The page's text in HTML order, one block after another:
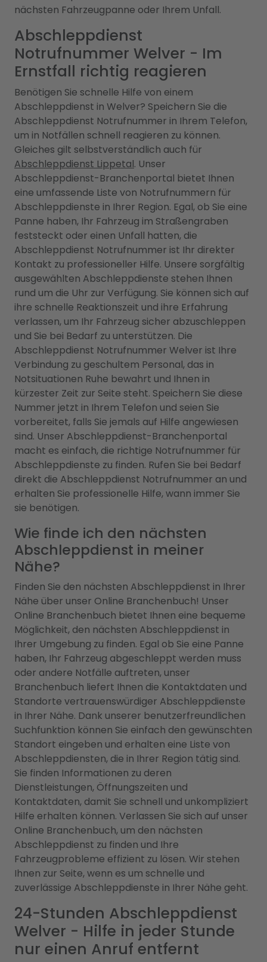
nächsten Fahrzeugpanne oder Ihrem Unfall.
Abschleppdienst
Notrufnummer Welver - Im
Ernstfall richtig reagieren
Benötigen Sie schnelle Hilfe von einem
Abschleppdienst in Welver? Speichern Sie die
Abschleppdienst Notrufnummer in Ihrem Telefon,
um in Notfällen schnell reagieren zu können.
Gleiches gilt selbstverständlich auch für
Abschleppdienst Lippetal. Unser
Abschleppdienst-Branchenportal bietet Ihnen
eine umfassende Liste von Notrufnummern für
Abschleppdienste in Ihrer Region. Egal, ob Sie eine
Panne haben, Ihr Fahrzeug im Straßengraben
feststeckt oder einen Unfall hatten, die
Abschleppdienst Notrufnummer ist Ihr direkter
Kontakt zu professioneller Hilfe. Unsere sorgfältig
ausgewählten Abschleppdienste stehen Ihnen
rund um die Uhr zur Verfügung. Sie können sich auf
ihre schnelle Reaktionszeit und ihre Erfahrung
verlassen, um Ihr Fahrzeug sicher abzuschleppen
und Sie bei Bedarf zu unterstützen. Die
Abschleppdienst Notrufnummer Welver ist Ihre
Verbindung zu geschultem Personal, das in
Notsituationen Ruhe bewahrt und Ihnen in
kürzester Zeit zur Seite steht. Speichern Sie diese
Nummer jetzt in Ihrem Telefon und seien Sie
vorbereitet, falls Sie jemals auf Hilfe angewiesen
sind. Unser Abschleppdienst-Branchenportal
macht es einfach, die richtige Notrufnummer für
Abschleppdienste zu finden. Rufen Sie bei Bedarf
direkt die Abschleppdienst Notrufnummer an und
erhalten Sie professionelle Hilfe, wann immer Sie
sie benötigen.
Wie finde ich den nächsten
Abschleppdienst in meiner
Nähe?
Finden Sie den nächsten Abschleppdienst in Ihrer
Nähe über unser Online Branchenbuch! Unser
Online Branchenbuch bietet Ihnen eine bequeme
Möglichkeit, den nächsten Abschleppdienst in
Ihrer Umgebung zu finden. Egal ob Sie eine Panne
haben, Ihr Fahrzeug abgeschleppt werden muss
oder andere Notfälle auftreten, unser
Branchenbuch liefert Ihnen die Kontaktdaten und
Standorte vertrauenswürdiger Abschleppdienste
in Ihrer Nähe. Dank unserer benutzerfreundlichen
Suchfunktion können Sie einfach den gewünschten
Standort eingeben und erhalten eine Liste von
Abschleppdiensten, die in Ihrer Region tätig sind.
Sie finden Informationen zu deren
Dienstleistungen, Öffnungszeiten und
Kontaktdaten, damit Sie schnell und unkompliziert
Hilfe erhalten können. Verlassen Sie sich auf unser
Online Branchenbuch, um den nächsten
Abschleppdienst zu finden und Ihre
Fahrzeugprobleme effizient zu lösen. Wir stehen
Ihnen zur Seite, wenn es um schnelle und
zuverlässige Abschleppdienste in Ihrer Nähe geht.
24-Stunden Abschleppdienst
Welver - Hilfe in jeder Stunde
nur einen Anruf entfernt